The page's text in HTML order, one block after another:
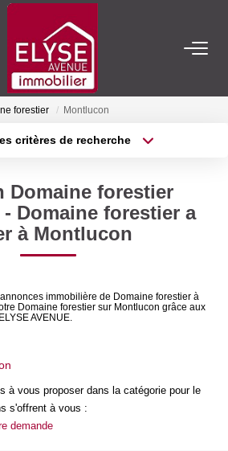
ACHETER
FAIRE GÉRER
Sommes-Nous
Nos Actualités
CONTACT
forestier Montlucon
critères de recherche
Surface min
Domaine forestier
Domaine forestier a
à Montlucon
immobilière de Domaine forestier à
Domaine forestier sur Montlucon grâce aux
AVENUE.
à vous proposer dans la catégorie pour le
s'offrent à vous :
demande